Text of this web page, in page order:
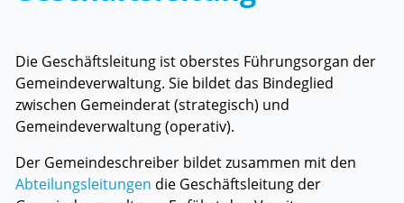
Die Geschäftsleitung ist oberstes Führungsorgan der
Gemeindeverwaltung. Sie bildet das Bindeglied
zwischen Gemeinderat (strategisch) und
Gemeindeverwaltung (operativ).
Der Gemeindeschreiber bildet zusammen mit den
Abteilungsleitungen die Geschäftsleitung der